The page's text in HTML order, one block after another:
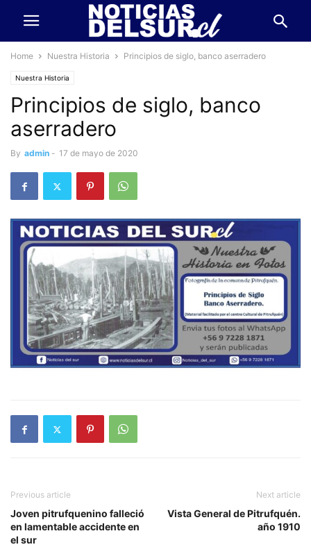
Home Nuestra Historia Principios de siglo, banco aserradero
Nuestra Historia
Principios de siglo, banco
aserradero
By admin - 17 de mayo de 2020
Previous article
Joven pitrufquenino falleció
en lamentable accidente en
el sur
Next article
Vista General de Pitrufquén.
año 1910